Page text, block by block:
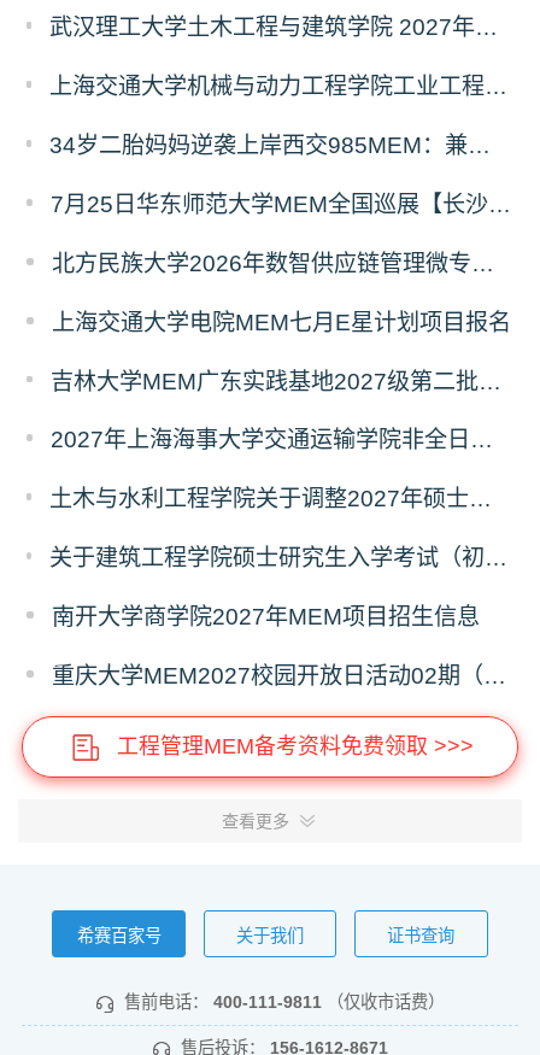
武汉理工大学土木工程与建筑学院 2027年工程管理硕士（MEM）招生简章
上海交通大学机械与动力工程学院工业工程学科硕士生招生专业及统考科目调整公告
34岁二胎妈妈逆袭上岸西交985MEM：兼顾工作带娃，零基础5个月逆风翻盘
7月25日华东师范大学MEM全国巡展【长沙站】开启，欢迎报考！
北方民族大学2026年数智供应链管理微专业招生简章
上海交通大学电院MEM七月E星计划项目报名
吉林大学MEM广东实践基地2027级第二批次预审面试启动
2027年上海海事大学交通运输学院非全日制专业硕士招生资讯
土木与水利工程学院关于调整2027年硕士招生专业设置及入学初试科目的通知
关于建筑工程学院硕士研究生入学考试（初试） 考试科目变更的通知
南开大学商学院2027年MEM项目招生信息
重庆大学MEM2027校园开放日活动02期（深圳）
工程管理MEM备考资料免费领取 >>>
查看更多
希赛百家号 关于我们 证书查询
售前电话： 400-111-9811 （仅收市话费）
售后投诉： 156-1612-8671